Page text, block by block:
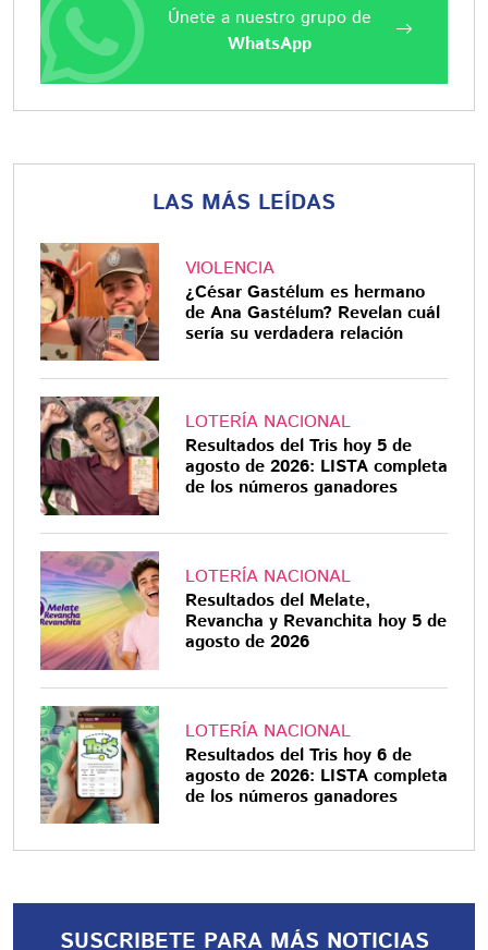
Únete a nuestro grupo de
WhatsApp
LAS MÁS LEÍDAS
VIOLENCIA
¿César Gastélum es hermano
de Ana Gastélum? Revelan cuál
sería su verdadera relación
LOTERÍA NACIONAL
Resultados del Tris hoy 5 de
agosto de 2026: LISTA completa
de los números ganadores
LOTERÍA NACIONAL
Resultados del Melate,
Revancha y Revanchita hoy 5 de
agosto de 2026
LOTERÍA NACIONAL
Resultados del Tris hoy 6 de
agosto de 2026: LISTA completa
de los números ganadores
SUSCRIBETE PARA MÁS NOTICIAS